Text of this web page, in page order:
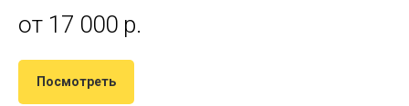
от 17 000 р.
Посмотреть